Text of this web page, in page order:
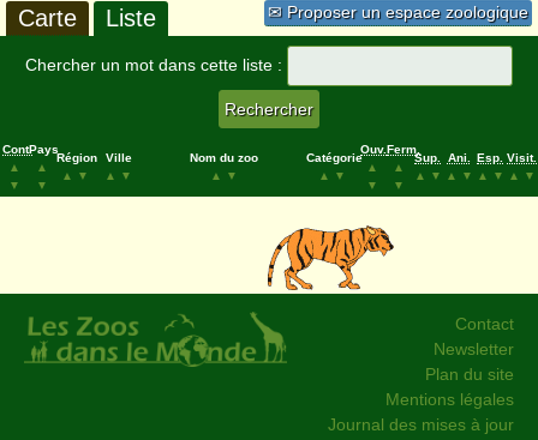
✉ Proposer un espace zoologique
Carte Liste
Chercher un mot dans cette liste :
Cont.
▲
▼
Pays
▲
▼
Région
▲
▼
Ville
▲
▼
Nom du zoo
▲
▼
Catégorie
▲
▼
Ouv.
▲
▼
Ferm.
▲
▼
Sup.
▲
▼
Ani.
▲
▼
Esp.
▲
▼
Visit.
▲
▼
Contact
Newsletter
Plan du site
Mentions légales
Journal des mises à jour